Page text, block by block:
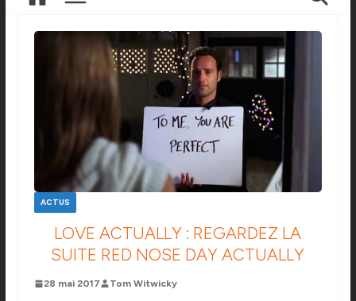
ACTUS
LOVE ACTUALLY : REGARDEZ LA
SUITE RED NOSE DAY ACTUALLY
28 mai 2017 Tom Witwicky